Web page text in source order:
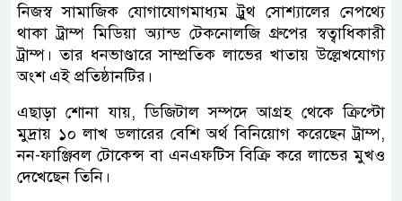
নিজস্ব সামাজিক যোগাযোগমাধ্যম ট্রুথ সোশ্যালের নেপথ্যে
থাকা ট্রাম্প মিডিয়া অ্যান্ড টেকনোলজি গ্রুপের স্বত্বাধিকারী
ট্রাম্প। তার ধনভাণ্ডারে সাম্প্রতিক লাভের খাতায় উল্লেখযোগ্য
অংশ এই প্রতিষ্ঠানটির।
এছাড়া শোনা যায়, ডিজিটাল সম্পদে আগ্রহ থেকে ক্রিপ্টো
মুদ্রায় ১০ লাখ ডলারের বেশি অর্থ বিনিয়োগ করেছেন ট্রাম্প,
নন-ফাঞ্জিবল টোকেন্স বা এনএফটিস বিক্রি করে লাভের মুখও
দেখেছেন তিনি।